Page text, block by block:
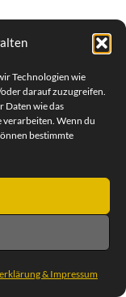
Technologien wie
darauf zuzugreifen.
Daten wie das
verarbeiten. Wenn du
bestimmte
& Impressum
12 | 64293
| MOBILE 0171 47